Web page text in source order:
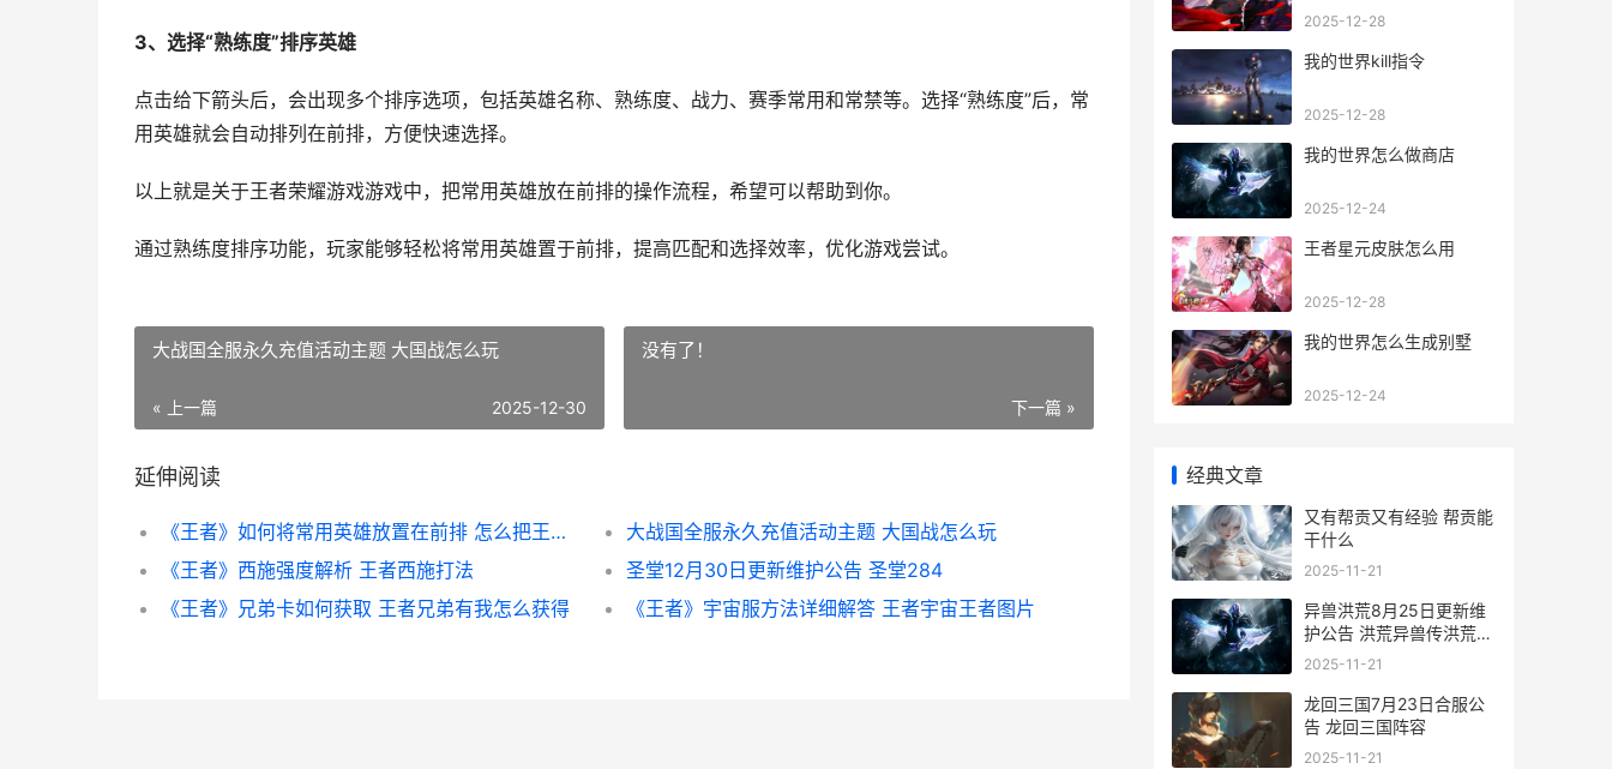
3、选择“熟练度”排序英雄
点击给下箭头后，会出现多个排序选项，包括英雄名称、熟练度、战力、赛季常用和常禁等。选择“熟练度”后，常
用英雄就会自动排列在前排，方便快速选择。
以上就是关于王者荣耀游戏游戏中，把常用英雄放在前排的操作流程，希望可以帮助到你。
通过熟练度排序功能，玩家能够轻松将常用英雄置于前排，提高匹配和选择效率，优化游戏尝试。
大战国全服永久充值活动主题 大国战怎么玩
« 上一篇 2025-12-30
没有了！
下一篇 »
延伸阅读
《王者》如何将常用英雄放置在前排 怎么把王者荣耀转移到别的微信
大战国全服永久充值活动主题 大国战怎么玩
《王者》西施强度解析 王者西施打法
圣堂12月30日更新维护公告 圣堂284
《王者》兄弟卡如何获取 王者兄弟有我怎么获得
《王者》宇宙服方法详细解答 王者宇宙王者图片
2025-12-28
我的世界kill指令
2025-12-28
我的世界怎么做商店
2025-12-24
王者星元皮肤怎么用
2025-12-28
我的世界怎么生成别墅
2025-12-24
经典文章
又有帮贡又有经验 帮贡能
干什么
2025-11-21
异兽洪荒8月25日更新维
护公告 洪荒异兽传洪荒争
霸在哪
2025-11-21
龙回三国7月23日合服公
告 龙回三国阵容
2025-11-21